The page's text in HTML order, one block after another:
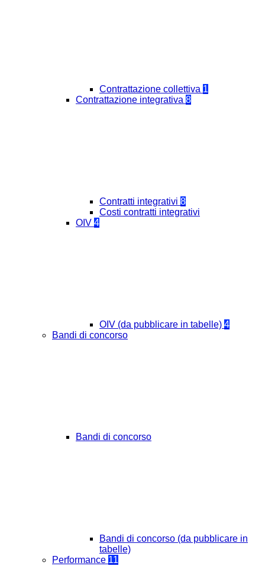
Contrattazione collettiva 1
Contrattazione integrativa 8
Contratti integrativi 8
Costi contratti integrativi
OIV 4
OIV (da pubblicare in tabelle) 4
Bandi di concorso
Bandi di concorso
Bandi di concorso (da pubblicare in
tabelle)
Performance 11